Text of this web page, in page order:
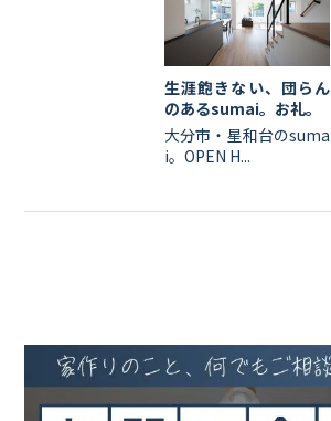
生涯飽きない、団らん
のあるsumai。お礼。
大分市・星和台のsuma
i。OPEN H...